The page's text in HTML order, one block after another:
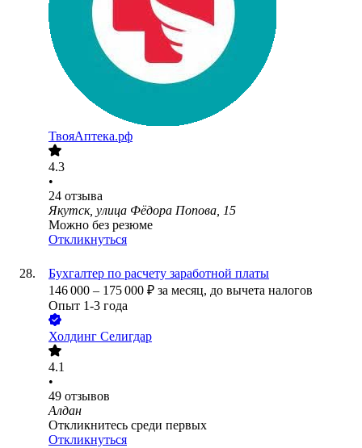
ТвояАптека.рф
4.3
•
24 отзыва
Якутск, улица Фёдора Попова, 15
Можно без резюме
Откликнуться
Бухгалтер по расчету заработной платы
146 000 – 175 000 ₽ за месяц, до вычета налогов
Опыт 1-3 года
Холдинг Селигдар
4.1
•
49 отзывов
Алдан
Откликнитесь среди первых
Откликнуться